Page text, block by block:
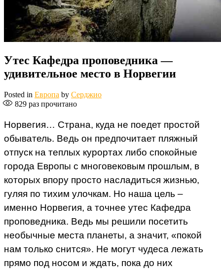
Утес Кафедра проповедника —
удивительное место в Норвегии
Posted in Европа by Серджио
829 раз прочитано
Норвегия… Страна, куда не поедет простой
обыватель. Ведь он предпочитает пляжный
отпуск на теплых курортах либо спокойные
города Европы с многовековым прошлым, в
которых впору просто насладиться жизнью,
гуляя по тихим улочкам. Но наша цель –
именно Норвегия, а точнее утес Кафедра
проповедника. Ведь мы решили посетить
необычные места планеты, а значит, «покой
нам только снится». Не могут чудеса лежать
прямо под носом и ждать, пока до них